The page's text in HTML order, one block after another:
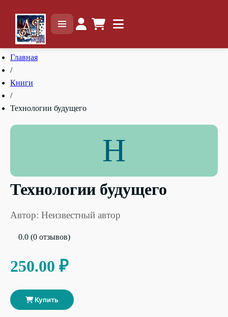
Главная
/
Книги
/
Технологии будущего
Н
Технологии будущего
Автор: Неизвестный автор
0.0 (0 отзывов)
250.00 ₽
Купить